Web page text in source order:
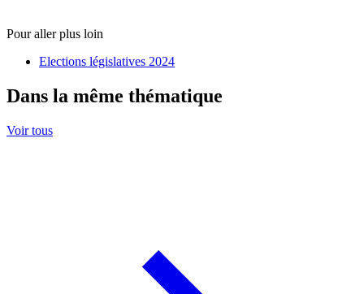
Pour aller plus loin
Elections législatives 2024
Dans la même thématique
Voir tous